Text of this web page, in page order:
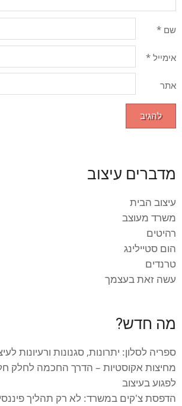
שם *
אימייל *
אתר
מדברים עיצוב
עיצוב הבית
משרד מעוצב
רהיטים
הום סטיילינג
טרנדים
עשה זאת בעצמך
מה חדש?
ספריה לסלון: יתרונות, סגנונות ורעיונות
מחיצות אקוסטיות – הדרך החכמה לחלק
לפגוע בעיצוב
הדפסת צ'קים במשרד: לא רק תהליך